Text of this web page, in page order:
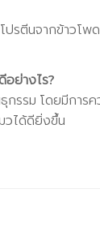
ปรตีนจากข้าวโพ
อย่างไร?
รรม โดยมีการ
วได้ดียิ่งขึ้น